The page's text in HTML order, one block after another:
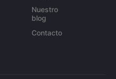
Nuestro
blog
Contacto